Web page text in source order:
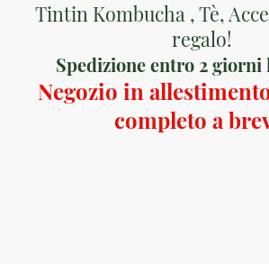
Tintin Kombucha , Tè,
regalo!
Spedizione entro 2
Negozio in
completo a